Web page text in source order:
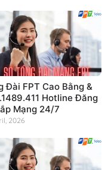
Đài FPT Cao Bằng &
Hotline Đăng
Mạng 24/7
2026